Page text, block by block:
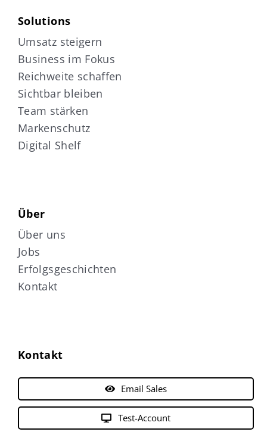
Solutions
Umsatz steigern
Business im Fokus
Reichweite schaffen
Sichtbar bleiben
Team stärken
Markenschutz
Digital Shelf
Über
Über uns
Jobs
Erfolgsgeschichten
Kontakt
Kontakt
Email Sales
Test-Account